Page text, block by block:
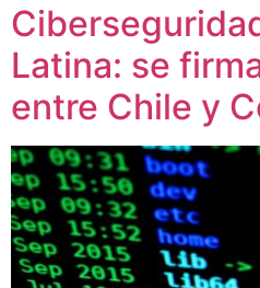
Latina: se
entre Chile y